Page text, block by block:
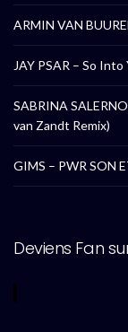
ARMIN VAN
JAY PSAR – So Into
SABRINA
van Zandt Remix)
GIMS – PWR SON
Deviens Fan